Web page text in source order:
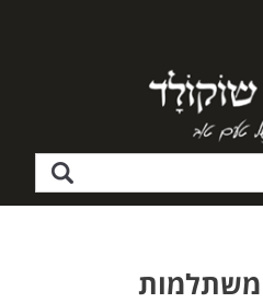
משתלמות